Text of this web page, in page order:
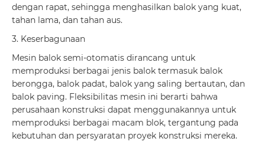
dengan rapat, sehingga menghasilkan balok yang kuat,
tahan lama, dan tahan aus.
3. Keserbagunaan
Mesin balok semi-otomatis dirancang untuk
memproduksi berbagai jenis balok termasuk balok
berongga, balok padat, balok yang saling bertautan, dan
balok paving. Fleksibilitas mesin ini berarti bahwa
perusahaan konstruksi dapat menggunakannya untuk
memproduksi berbagai macam blok, tergantung pada
kebutuhan dan persyaratan proyek konstruksi mereka.